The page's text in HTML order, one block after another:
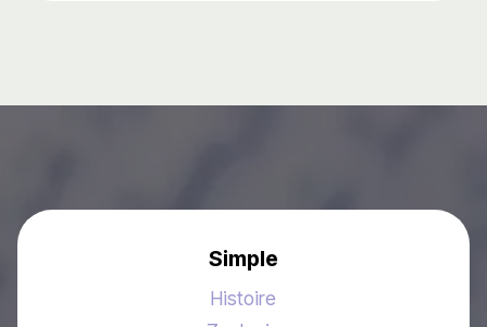
Simple
Histoire